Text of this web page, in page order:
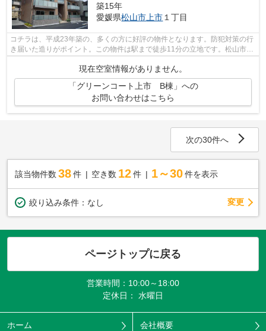
築15年
愛媛県松山市 上市 １丁目
コチラは、平成23年築の、多くの方に好評の物件となります。防犯対策の行
き届いた造りがポイント。この物件は駅まで徒歩11分の立地です。松山市や
伊予鉄道市駅線道後公園付近で物件を...
現在空室情報がありません。
「グリーンコート上市 B棟」への
お問い合わせはこちら
次の30件へ
該当物件数 38件 空き数 12 件 1～30 件を表示
絞り込み条件： なし 変更
ページトップに戻る
営業時間：10:00～18:00
定休日： 水曜日
ホーム 会社概要